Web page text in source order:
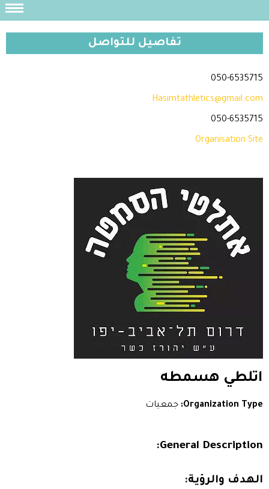
تفاصيل للتواصل
050-6535715
Hasimtathletics@gmail.com
050-6535715
Organisation Site
اتلطي هسمطه
Organization Type: جمعيات
General Description:
الهدف والرؤية: